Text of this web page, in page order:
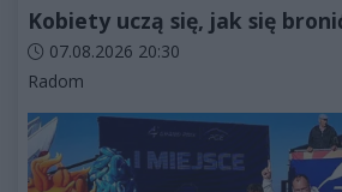
Kobiety uczą się, jak się
Data dodania artykułu:
07.08.2026 20:30
Kategorie artykułu:
Radom